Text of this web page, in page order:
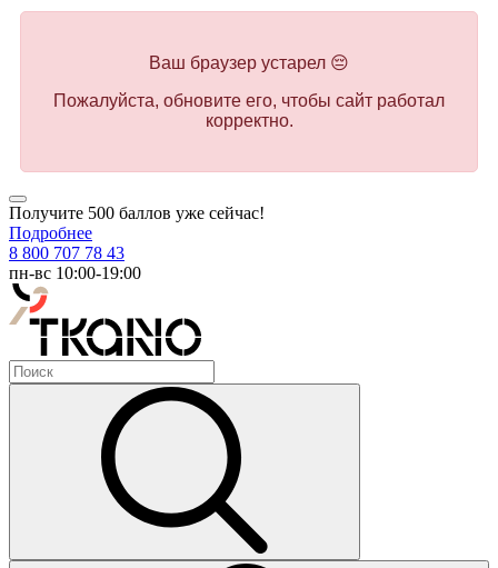
Ваш браузер устарел 😔
Пожалуйста, обновите его, чтобы сайт работал
корректно.
Получите 500 баллов уже сейчас!
Подробнее
8 800 707 78 43
пн-вс 10:00-19:00